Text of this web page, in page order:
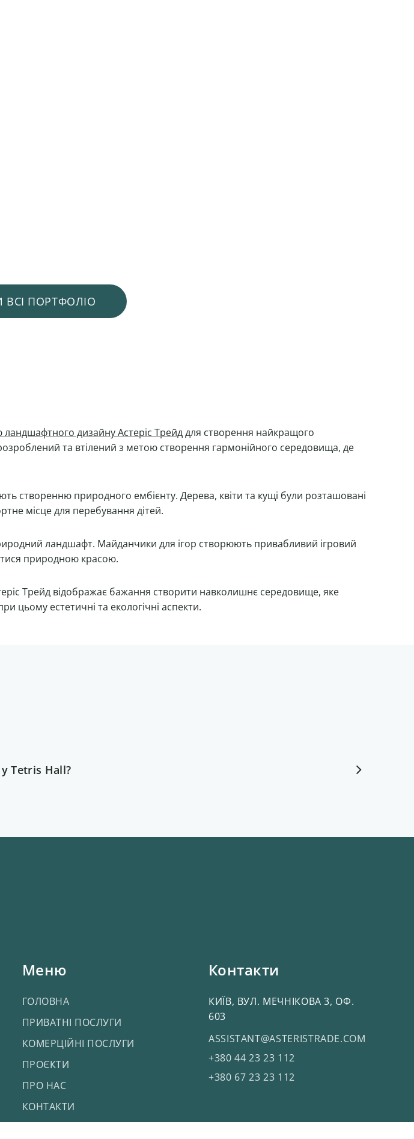
ВСІ ПОРТФОЛІО
ландшафтного дизайну Астеріс Трейддля створення найкращого
та втілений з метою створення гармонійного середовища, де
створенню природного ембієнту. Дерева, квіти та кущі були розташовані
місце для перебування дітей.
ландшафт. Майданчики для ігор створюють привабливий ігровий
природною красою.
Трейд відображає бажання створити навколишнє середовище, яке
цьому естетичні та екологічні аспекти.
Tetris Hall?
Меню
ГОЛОВНА
ПРИВАТНІ ПОСЛУГИ
КОМЕРЦІЙНІ ПОСЛУГИ
ПРОЄКТИ
ПРО НАС
КОНТАКТИ
Контакти
КИЇВ, ВУЛ. МЕЧНІКОВА 3, ОФ.
603
ASSISTANT@ASTERISTRADE.COM
+380 44 23 23 112
+380 67 23 23 112